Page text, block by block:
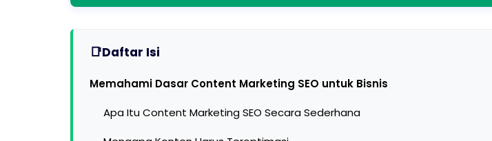
Daftar Isi
Memahami Dasar Content Marketing SEO untuk Bisnis
Apa Itu Content Marketing SEO Secara Sederhana